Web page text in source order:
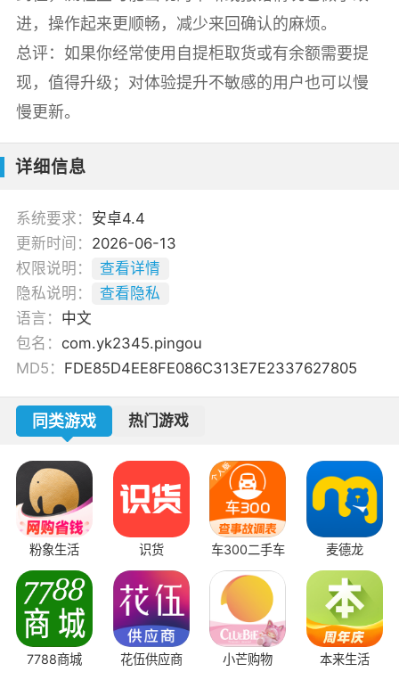
进，操作起来更顺畅，减少来回确认的麻烦。
总评：如果你经常使用自提柜取货或有余额需要提
现，值得升级；对体验提升不敏感的用户也可以慢
慢更新。
详细信息
系统要求： 安卓4.4
更新时间： 2026-06-13
权限说明：
查看详情
隐私说明：
查看隐私
语言： 中文
包名： com.yk2345.pingou
MD5： FDE85D4EE8FE086C313E7E2337627805
同类游戏 热门游戏
粉象生活 识货 车300二手车 麦德龙
7788商城 花伍供应商 小芒购物 本来生活